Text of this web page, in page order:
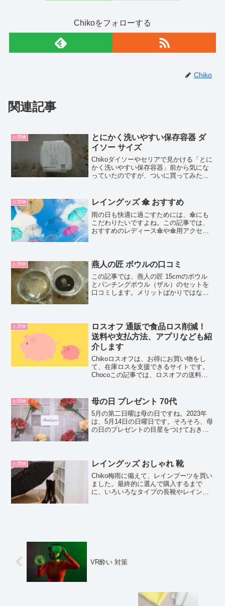
Chikoをフォローする
Chiko
関連記事
お買物
とにかく洗いやすい保存容器 ダ
イソー サイズ
Chikoダイソーやセリアで見かける「とに
かく洗いやすい保存容器」前から気にな
っていたのですが、ついに買ってみたの
集合！買うならやっぱり楽天市場とにか
く洗いやすい...
お買物 レイングッズ 傘 おすすめ
雨の日も快適に過ごすためには、傘にも
こだわりたいですよね。この記事では、
おすすめのレディース傘や傘用アクセサ
インのものもいいです...
お買物 燕人の匠 ボウルの口コミ
この記事では、燕人の匠 15cmのボウル
とパンチングボウル（ザル）のセットを
口コミします。メリットばかりではな
からどうぞ♪燕人の...
お買物
ロスオフ 通販で食品ロス削減！
送料や支払方法、アプリなども紹
介します
Chikoロスオフは、お得にお買い物をし
て、在庫ロスを支援できるサイトです。
Chocoこの記事では、ロスオフの送料や
イトを見たいあなたは、こちらをクリッ
ク♪【ロスオフ】...
お買物 母の日 プレゼント 70代
5月の第二日曜は母の日ですね。2023年
は、5月14日の日曜日です。そろそろ、母
の日のプレゼントの目星をつけておきた
くに他界したの...
お買物 レイングッズ おしゃれ 靴
Chiko梅雨に備えて、レインブーツを買い
ました。最終的に選んで購入するまで
に、いろいろなタイプの長靴やレイング
VR酔い 対策